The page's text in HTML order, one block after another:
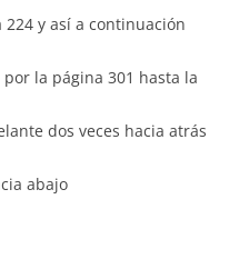
y así a continuación
la página 301 hasta la
dos veces hacia atrás
abajo